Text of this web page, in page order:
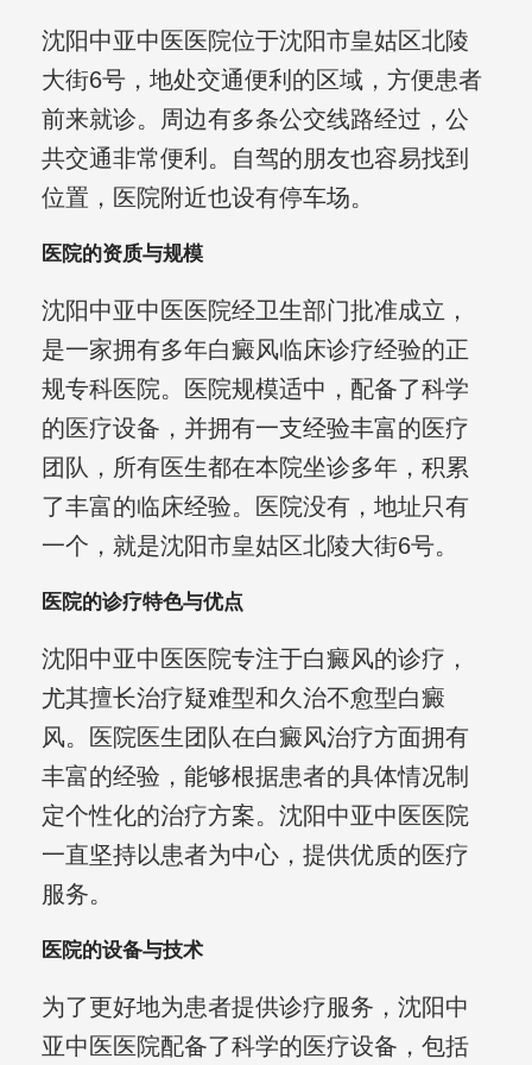
沈阳中亚中医医院位于沈阳市皇姑区北陵
大街6号，地处交通便利的区域，方便患者
前来就诊。周边有多条公交线路经过，公
共交通非常便利。自驾的朋友也容易找到
位置，医院附近也设有停车场。
医院的资质与规模
沈阳中亚中医医院经卫生部门批准成立，
是一家拥有多年白癜风临床诊疗经验的正
规专科医院。医院规模适中，配备了科学
的医疗设备，并拥有一支经验丰富的医疗
团队，所有医生都在本院坐诊多年，积累
了丰富的临床经验。医院没有，地址只有
一个，就是沈阳市皇姑区北陵大街6号。
医院的诊疗特色与优点
沈阳中亚中医医院专注于白癜风的诊疗，
尤其擅长治疗疑难型和久治不愈型白癜
风。医院医生团队在白癜风治疗方面拥有
丰富的经验，能够根据患者的具体情况制
定个性化的治疗方案。沈阳中亚中医医院
一直坚持以患者为中心，提供优质的医疗
服务。
医院的设备与技术
为了更好地为患者提供诊疗服务，沈阳中
亚中医医院配备了科学的医疗设备，包括